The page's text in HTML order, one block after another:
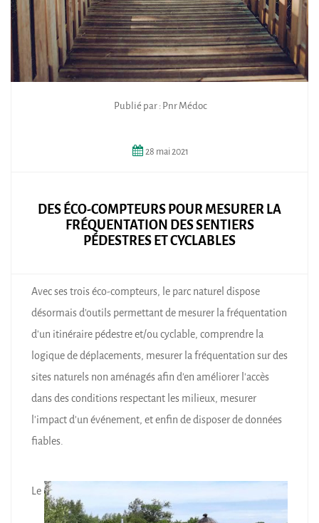
Publié par : Pnr Médoc
28 mai2021
DES ÉCO-COMPTEURS POUR MESURER LA
FRÉQUENTATION DES SENTIERS
PÉDESTRES ET CYCLABLES
Avec ses trois éco-compteurs, le parc naturel dispose
désormais d’outils permettant de mesurer la fréquentation
d’un itinéraire pédestre et/ou cyclable, comprendre la
logique de déplacements, mesurer la fréquentation sur des
sites naturels non aménagés afin d’en améliorer l’accès
dans des conditions respectant les milieux, mesurer
l’impact d’un événement, et enfin de disposer de données
fiables.
Le